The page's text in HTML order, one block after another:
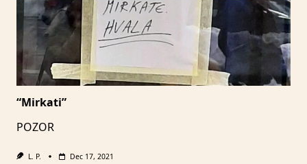
“Mirkati”
POZOR
L. P. Dec 17, 2021